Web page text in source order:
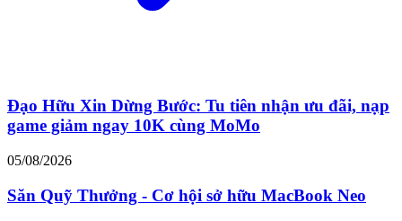
Đạo Hữu Xin Dừng Bước: Tu tiên nhận ưu đãi, nạp
game giảm ngay 10K cùng MoMo
05/08/2026
Săn Quỹ Thưởng - Cơ hội sở hữu MacBook Neo